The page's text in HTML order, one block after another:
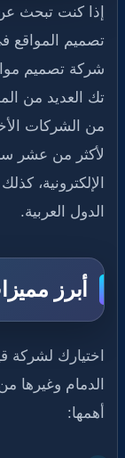
إذا كنت تبحث
تصميم المواقع
شركة تصميم
تك العديد من
من الشركات
لأكثر من عشر
الإلكترونية،
الدول العربية.
أبرز
اختيارك لشركة
الدمام وغيرها
أهمها: